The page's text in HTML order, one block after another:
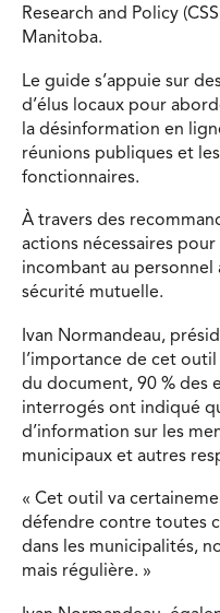
Research and Policy
Manitoba.
Le guide s’appuie sur
d’élus locaux pour
la désinformation en
réunions publiques et
fonctionnaires.
À travers des
actions nécessaires
incombant au personnel
sécurité mutuelle.
Ivan Normandeau,
l’importance de cet
du document, 90 % des
interrogés ont indiqué
d’information sur les
municipaux et autres
« Cet outil va
défendre contre toutes
dans les municipalités,
mais régulière. »